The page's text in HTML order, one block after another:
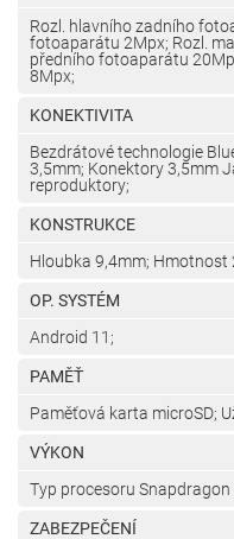
Rozl. hlavního zadního
fotoaparátu 2Mpx; Rozl.
předního fotoaparátu
8Mpx;
KONEKTIVITA
Bezdrátové technologie
3,5mm; Konektory 3,5mm
reproduktory;
KONSTRUKCE
Hloubka 9,4mm; Hmotnost
OP. SYSTÉM
Android 11;
PAMĚŤ
Paměťová karta microSD;
VÝKON
Typ procesoru Snapdragon
ZABEZPEČENÍ